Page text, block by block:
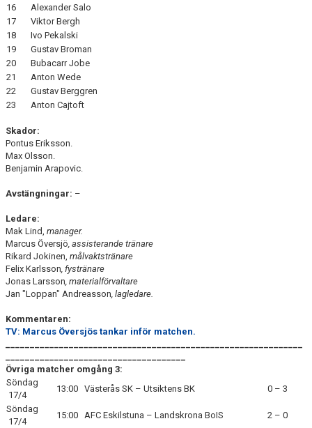
16
Alexander Salo
17
Viktor Bergh
18
Ivo Pekalski
19
Gustav Broman
20
Bubacarr Jobe
21
Anton Wede
22
Gustav Berggren
23
Anton Cajtoft
Skador:
Pontus Eriksson.
Max Olsson.
Benjamin Arapovic.
Avstängningar: –
Ledare:
Mak Lind, manager.
Marcus Översjö, assisterande tränare
Rikard Jokinen, målvaktstränare
Felix Karlsson, fystränare
Jonas Larsson, materialförvaltare
Jan "Loppan" Andreasson, lagledare.
Kommentaren:
TV: Marcus Översjös tankar inför matchen.
_____________________________________________________________
_____________________________________
Övriga matcher omgång 3:
Söndag
17/4
13:00 Västerås SK – Utsiktens BK
0 – 3
Söndag
17/4
15:00 AFC Eskilstuna – Landskrona BoIS
2 – 0